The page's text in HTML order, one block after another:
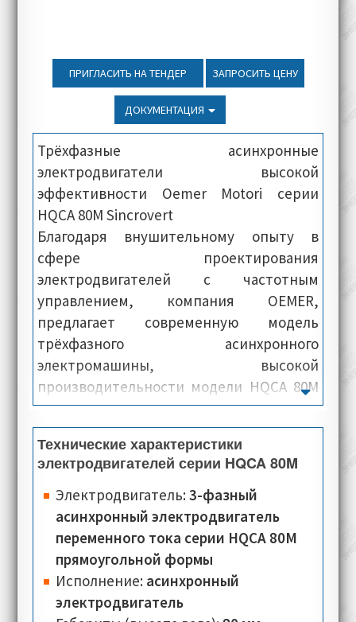
ПРИГЛАСИТЬ НА ТЕНДЕР ЗАПРОСИТЬ ЦЕНУ
ДОКУМЕНТАЦИЯ
Трёхфазные асинхронные
электродвигатели высокой
эффективности Oemer Motori серии
HQCA 80M Sincrovert
Благодаря внушительному опыту в
сфере проектирования
электродвигателей с частотным
управлением, компания OEMER,
предлагает современную модель
трёхфазного асинхронного
электромашины, высокой
производительности модели HQCA 80M
Sincrovert. Имея компактные размеры,
электродвигатели данной серии
располагают высокой мощностью, и
показывают высокую
производительность. Как правило, все
электроприводы данной модели,
аппаратно состоят из корпуса
прямоугольной формы, статора, и
интегрированной системой охлаждения.
В итоге мы имеем небольшой
Технические характеристики
электродвигателей серии HQCA 80M
Электродвигатель:3-фазный
асинхронный электродвигатель
переменного тока серии HQCA 80M
прямоугольной формы
Исполнение: асинхронный
электродвигатель